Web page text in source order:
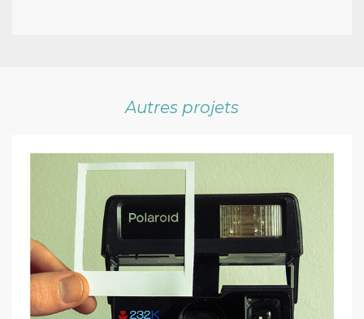
Autres projets